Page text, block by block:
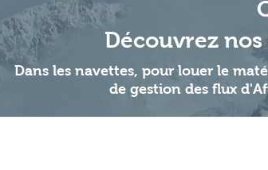
Découvrez
Dans les navettes, pour louer le
de gestion des flux